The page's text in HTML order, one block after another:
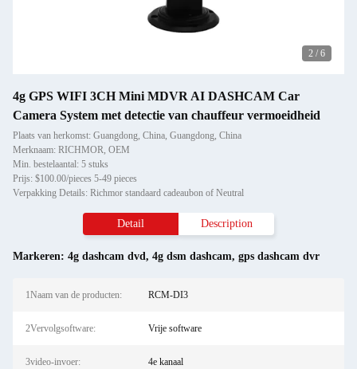
2 / 6
4g GPS WIFI 3CH Mini MDVR AI DASHCAM Car
Camera System met detectie van chauffeur vermoeidheid
Plaats van herkomst: Guangdong, China, Guangdong, China
Merknaam: RICHMOR, OEM
Min. bestelaantal: 5 stuks
Prijs: $100.00/pieces 5-49 pieces
Verpakking Details: Richmor standaard cadeaubon of Neutral
Detail Description
Markeren: 4g dashcam dvd, 4g dsm dashcam, gps dashcam dvr
1Naam van de producten: RCM-DI3
2Vervolgsoftware: Vrije software
3video-invoer: 4e kanaal